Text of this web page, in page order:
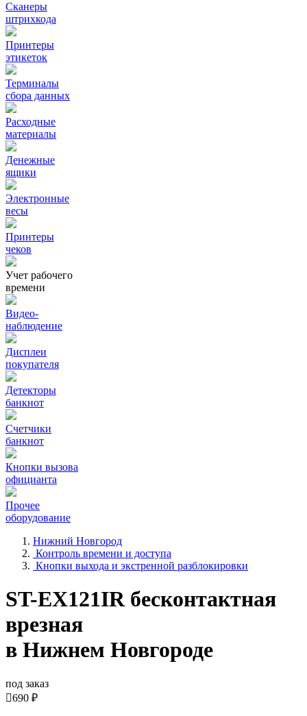
Сканеры
штрихкода
Принтеры
этикеток
Терминалы
сбора данных
Расходные
материалы
Денежные
ящики
Электронные
весы
Принтеры
чеков
Учет рабочего
времени
Видео‑
наблюдение
Дисплеи
покупателя
Детекторы
банкнот
Счетчики
банкнот
Кнопки вызова
официанта
Прочее
оборудование
Нижний Новгород
Контроль времени и доступа
Кнопки выхода и экстренной разблокировки
ST-EX121IR бесконтактная
врезная
в Нижнем Новгороде
под заказ
690 ₽